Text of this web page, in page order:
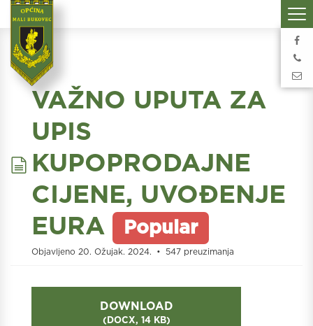
document
VAŽNO UPUTA ZA
UPIS
KUPOPRODAJNE
CIJENE, UVOĐENJE
EURA
Popular
Objavljeno 20. Ožujak. 2024. 547 preuzimanja
DOWNLOAD
( DOCX, 14 KB)